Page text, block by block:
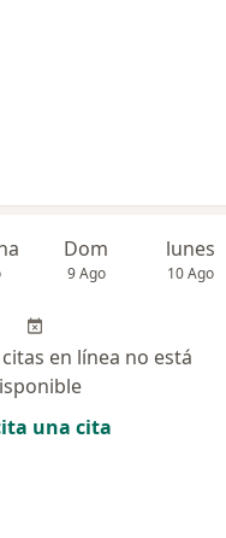
Dom
9 Ago
lunes
10 Ago
en línea no está
una cita